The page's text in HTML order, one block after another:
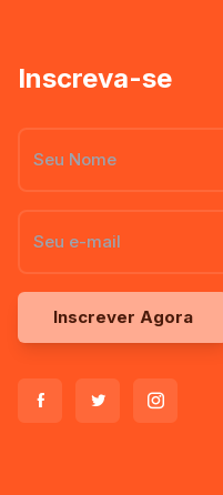
Inscreva-se
Inscrever Agora